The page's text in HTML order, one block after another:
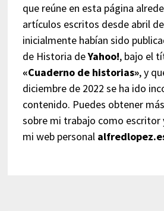
que reúne en esta página
artículos escritos desde abril
inicialmente habían sido
de Historia deYahoo!, bajo el
«Cuaderno de historias», y
diciembre de 2022 se ha ido
contenido. Puedes obtener
sobre mi trabajo como escritor
mi web personal